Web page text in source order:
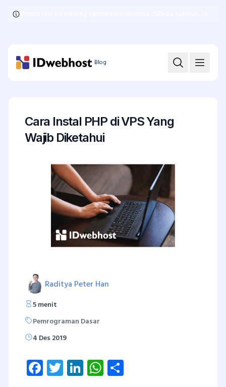
Blog
Cara Instal PHP di VPS Yang
Wajib Diketahui
Raditya Peter Han
5 menit
Pemrograman Dasar
4 Des 2019
Facebook
Twitter
LinkedInWhatsApp